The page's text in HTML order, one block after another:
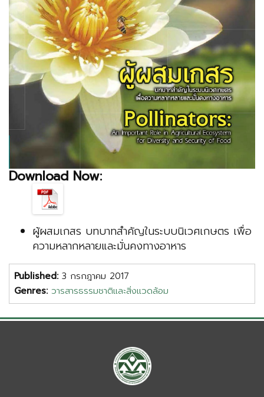
Download Now:
ผู้ผสมเกสร บทบาทสำคัญในระบบนิเวศเกษตร เพื่อ
ความหลากหลายและมั่นคงทางอาหาร
Published: 3 กรกฎาคม 2017
Genres: วารสารธรรมชาติและสิ่งแวดล้อม